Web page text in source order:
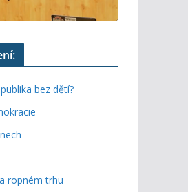
bez dětí?
ropném trhu